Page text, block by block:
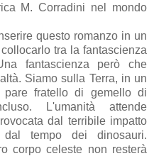
M. Corradini nel mondo
questo romanzo in un
tra la fantascienza
fantascienza però che
Siamo sulla Terra, in un
fratello di gemello di
L'umanità attende
dal terribile impatto
tempo dei dinosauri.
corpo celeste non resterà